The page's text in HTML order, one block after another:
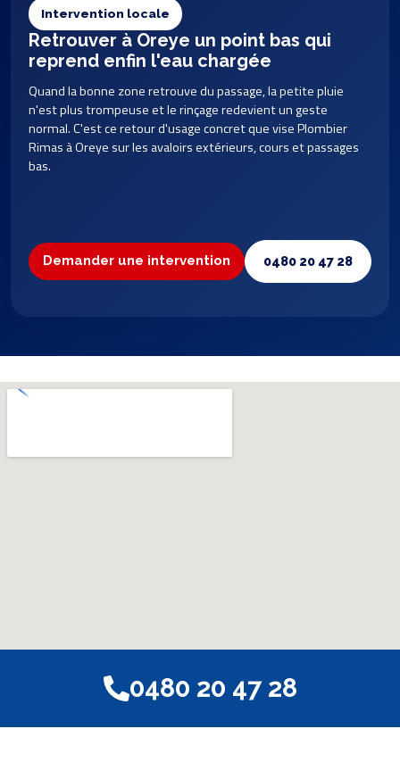
Intervention locale
Retrouver à Oreye un point bas qui
reprend enfin l'eau chargée
Quand la bonne zone retrouve du passage, la petite pluie
n'est plus trompeuse et le rinçage redevient un geste
normal. C'est ce retour d'usage concret que vise Plombier
Rimas à Oreye sur les avaloirs extérieurs, cours et passages
bas.
Demander une intervention 0480 20 47 28
0480 20 47 28